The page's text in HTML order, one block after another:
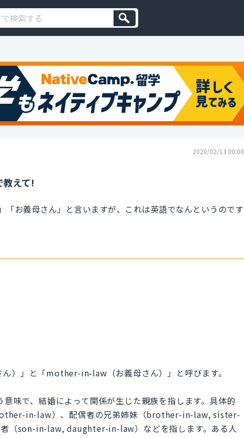
2020/02/13 00:00
教えて!
「お義母さん」と言いますが、これは英語でなんというのです
）」と「mother-in-law（お義母さん）」と呼びます。
味で、結婚によって関係が生じた親族を指します。具体的
in-law）、配偶者の兄弟姉妹（brother-in-law, sister-
（son-in-law, daughter-in-law）などを指します。ある人